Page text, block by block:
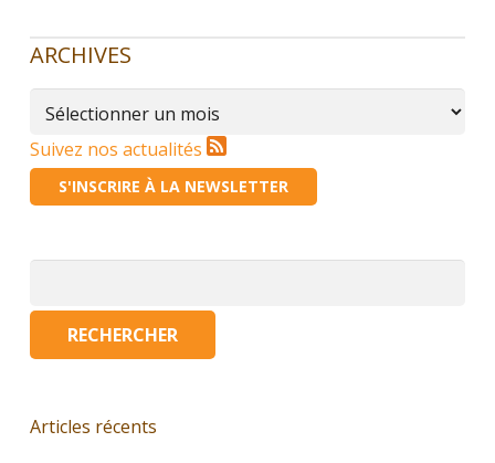
ARCHIVES
Archives
Suivez nos actualités
S'INSCRIRE À LA NEWSLETTER
Articles récents